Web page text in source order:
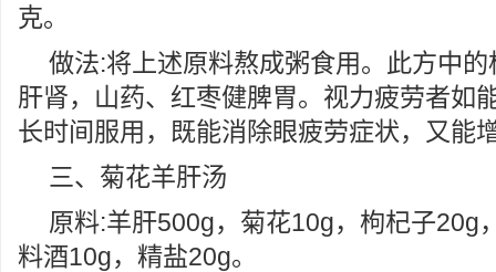
克。
做法:将上述原料熬成粥食用。此方中
肝肾，山药、红枣健脾胃。视力疲劳者如
长时间服用，既能消除眼疲劳症状，又能
三、菊花羊肝汤
原料:羊肝500g，菊花10g，枸杞子20g
料酒10g，精盐20g。